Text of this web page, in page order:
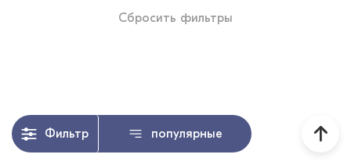
Сбросить фильтры
Фильтр популярные